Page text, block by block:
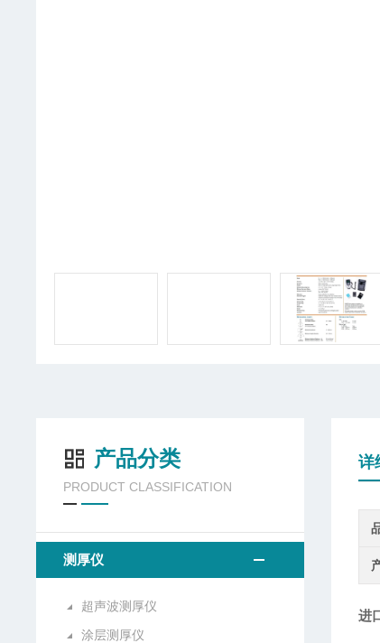
详
进
产品分类
PRODUCT CLASSIFICATION
测厚仪
超声波测厚仪
涂层测厚仪